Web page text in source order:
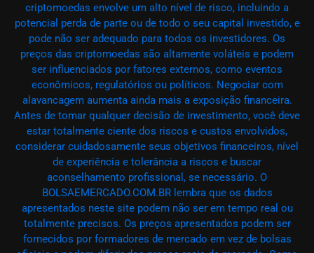
criptomoedas envolve um alto nível de risco, incluindo a
potencial perda de parte ou de todo o seu capital investido, e
pode não ser adequado para todos os investidores. Os
preços das criptomoedas são altamente voláteis e podem
ser influenciados por fatores externos, como eventos
econômicos, regulatórios ou políticos. Negociar com
alavancagem aumenta ainda mais a exposição financeira.
Antes de tomar qualquer decisão de investimento, você deve
estar totalmente ciente dos riscos e custos envolvidos,
considerar cuidadosamente seus objetivos financeiros, nível
de experiência e tolerância a riscos e buscar
aconselhamento profissional, se necessário. O
BOLSAEMERCADO.COM.BR lembra que os dados
apresentados neste site podem não ser em tempo real ou
totalmente precisos. Os preços apresentados podem ser
fornecidos por formadores de mercado em vez de bolsas